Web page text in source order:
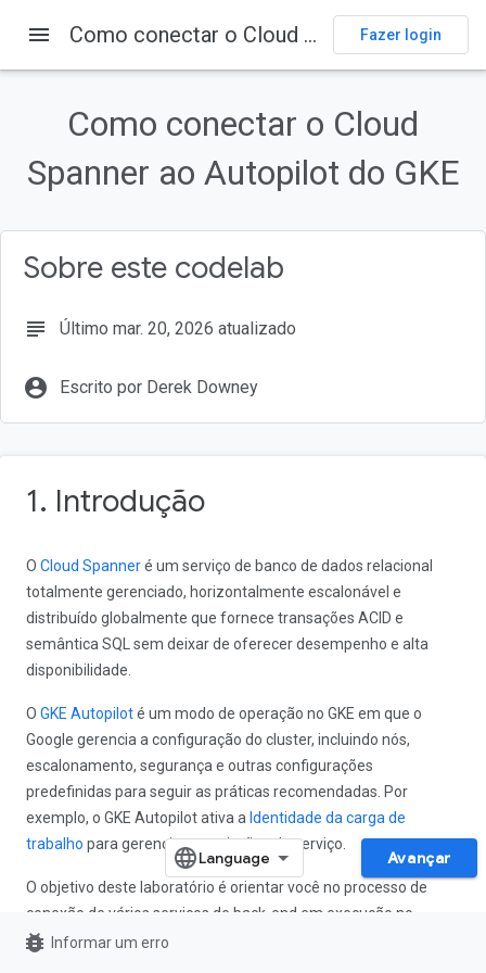
1. Introdução
O que você vai criar
O que você vai aprender
O que é necessário
menu Como conectar o Cloud Spanner ao Autopilot do GKE Fazer login
Como conectar o Cloud
Spanner ao Autopilot do GKE
Sobre este codelab
subject Último mar. 20, 2026 atualizado
account_circle Escrito por Derek Downey
1. Introdução
O Cloud Spanneré um serviço de banco de dados relacional
totalmente gerenciado, horizontalmente escalonável e
distribuído globalmente que fornece transações ACID e
semântica SQL sem deixar de oferecer desempenho e alta
disponibilidade.
O GKE Autopiloté um modo de operação no GKE em que o
Google gerencia a configuração do cluster, incluindo nós,
escalonamento, segurança e outras configurações
predefinidas para seguir as práticas recomendadas. Por
exemplo, o GKE Autopilot ativa a Identidade da carga de
trabalho para gerenciar permissões de serviço.
O objetivo deste laboratório é orientar você no processo de
conexão de vários serviços de back-end em execução no
Autopilot do GKE a um banco de dados do Cloud Spanner.
Avançar
bug_report Informar um erro